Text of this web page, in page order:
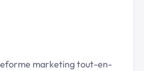
marketing tout-en-